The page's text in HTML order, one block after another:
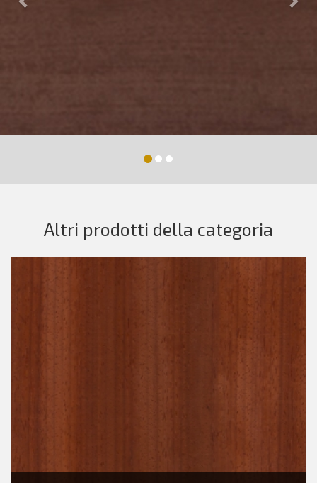
Altri prodotti della categoria